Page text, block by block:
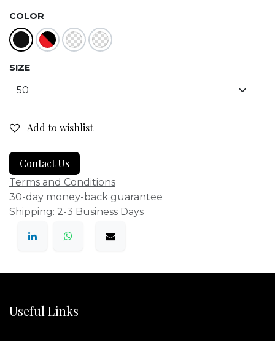
COLOR
SIZE
Add to wishlist
Contact Us
Terms and Conditions
30-day money-back guarantee
Shipping: 2-3 Business Days
Useful Links